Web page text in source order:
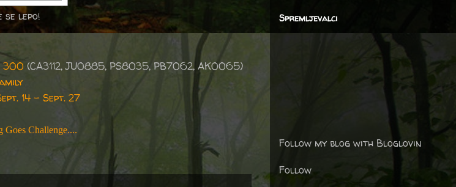
se lepo!
300 (CA3112, JU0885, PS8035, PB7062, AK0065)
14 - Sept. 27
Goes Challenge....
Spremljevalci
Follow my blog with Bloglovin
Follow